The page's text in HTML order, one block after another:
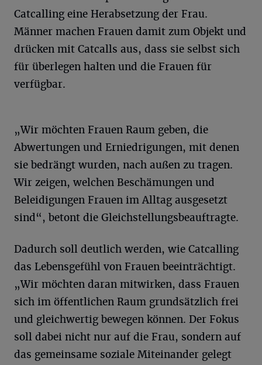
Catcalling eine Herabsetzung der Frau.
Männer machen Frauen damit zum Objekt und
drücken mit Catcalls aus, dass sie selbst sich
für überlegen halten und die Frauen für
verfügbar.
„Wir möchten Frauen Raum geben, die
Abwertungen und Erniedrigungen, mit denen
sie bedrängt wurden, nach außen zu tragen.
Wir zeigen, welchen Beschämungen und
Beleidigungen Frauen im Alltag ausgesetzt
sind“, betont die Gleichstellungsbeauftragte.
Dadurch soll deutlich werden, wie Catcalling
das Lebensgefühl von Frauen beeinträchtigt.
„Wir möchten daran mitwirken, dass Frauen
sich im öffentlichen Raum grundsätzlich frei
und gleichwertig bewegen können. Der Fokus
soll dabei nicht nur auf die Frau, sondern auf
das gemeinsame soziale Miteinander gelegt